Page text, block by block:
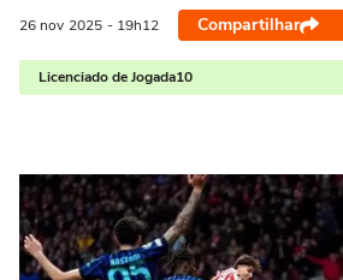
26 nov 2025 - 19h12 Compartilhar
Licenciado de Jogada10